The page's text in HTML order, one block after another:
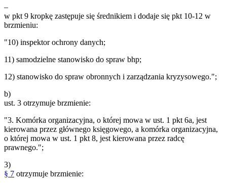
–
w pkt 9 kropkę zastępuje się średnikiem i dodaje się pkt 10-12 w
brzmieniu:
"10) inspektor ochrony danych;
11) samodzielne stanowisko do spraw bhp;
12) stanowisko do spraw obronnych i zarządzania kryzysowego.";
b)
ust. 3 otrzymuje brzmienie:
"3. Komórka organizacyjna, o której mowa w ust. 1 pkt 6a, jest
kierowana przez głównego księgowego, a komórka organizacyjna,
o której mowa w ust. 1 pkt 8, jest kierowana przez radcę
prawnego.";
3)
§ 7 otrzymuje brzmienie: